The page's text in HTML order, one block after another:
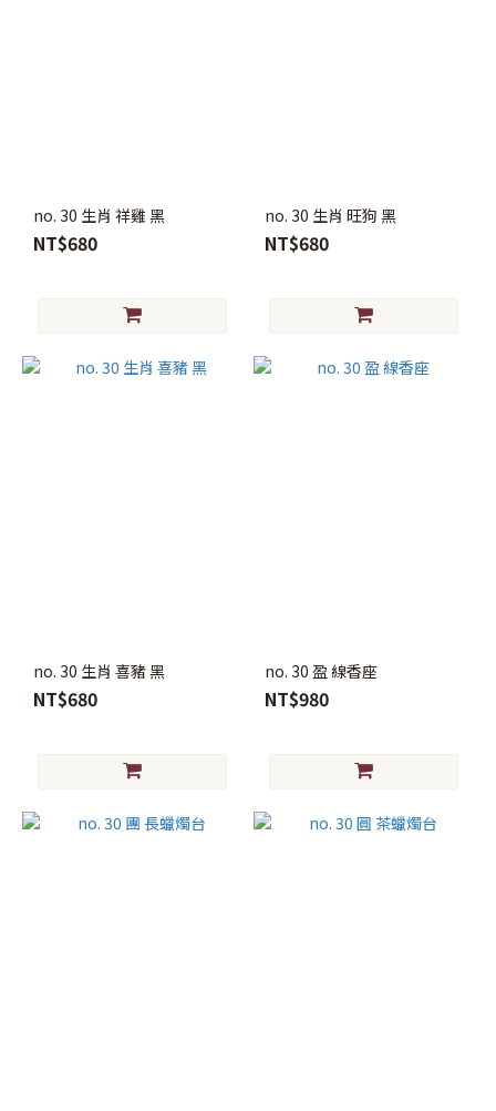
no. 30 生肖 祥雞 黑
NT$680
no. 30 生肖 旺狗 黑
NT$680
no. 30 生肖 喜豬 黑
NT$680
no. 30 盈 線香座
NT$980